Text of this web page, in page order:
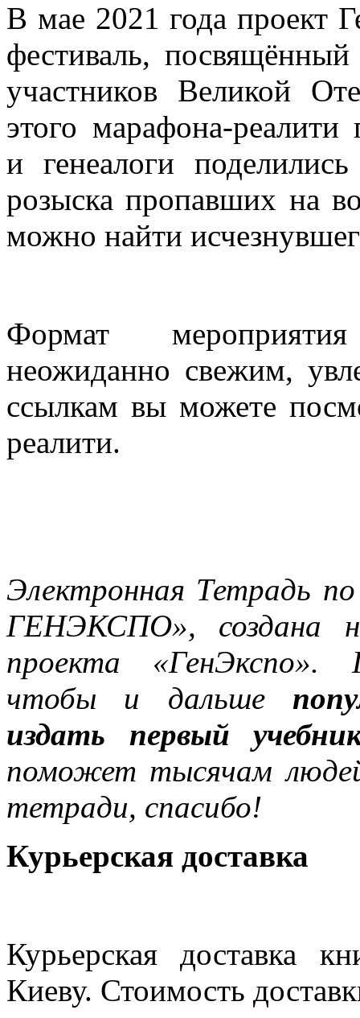
В мае 2021 года проект
фестиваль,
участников Великой
этого марафона-
и генеалоги
розыска пропавших на
можно найти
Формат
неожиданно свежим,
ссылкам вы можете
реалити.
Электронная Тетрадь
ГЕНЭКСПО», создана
проекта
чтобы и дальше
издать первый
поможет тысячам
тетради, спасибо!
Курьерская доставка
Курьерская доставка
Киеву. Стоимость